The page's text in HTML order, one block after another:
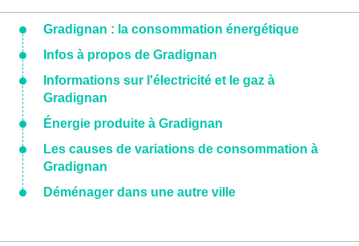
Gradignan : la consommation énergétique
Infos à propos de Gradignan
Informations sur l'électricité et le gaz à
Gradignan
Énergie produite à Gradignan
Les causes de variations de consommation à
Gradignan
Déménager dans une autre ville